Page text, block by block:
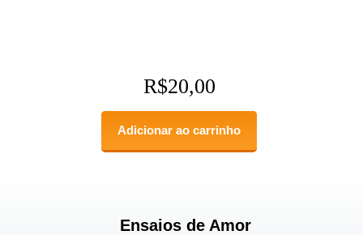
R$20,00
Adicionar ao carrinho
Ensaios de Amor